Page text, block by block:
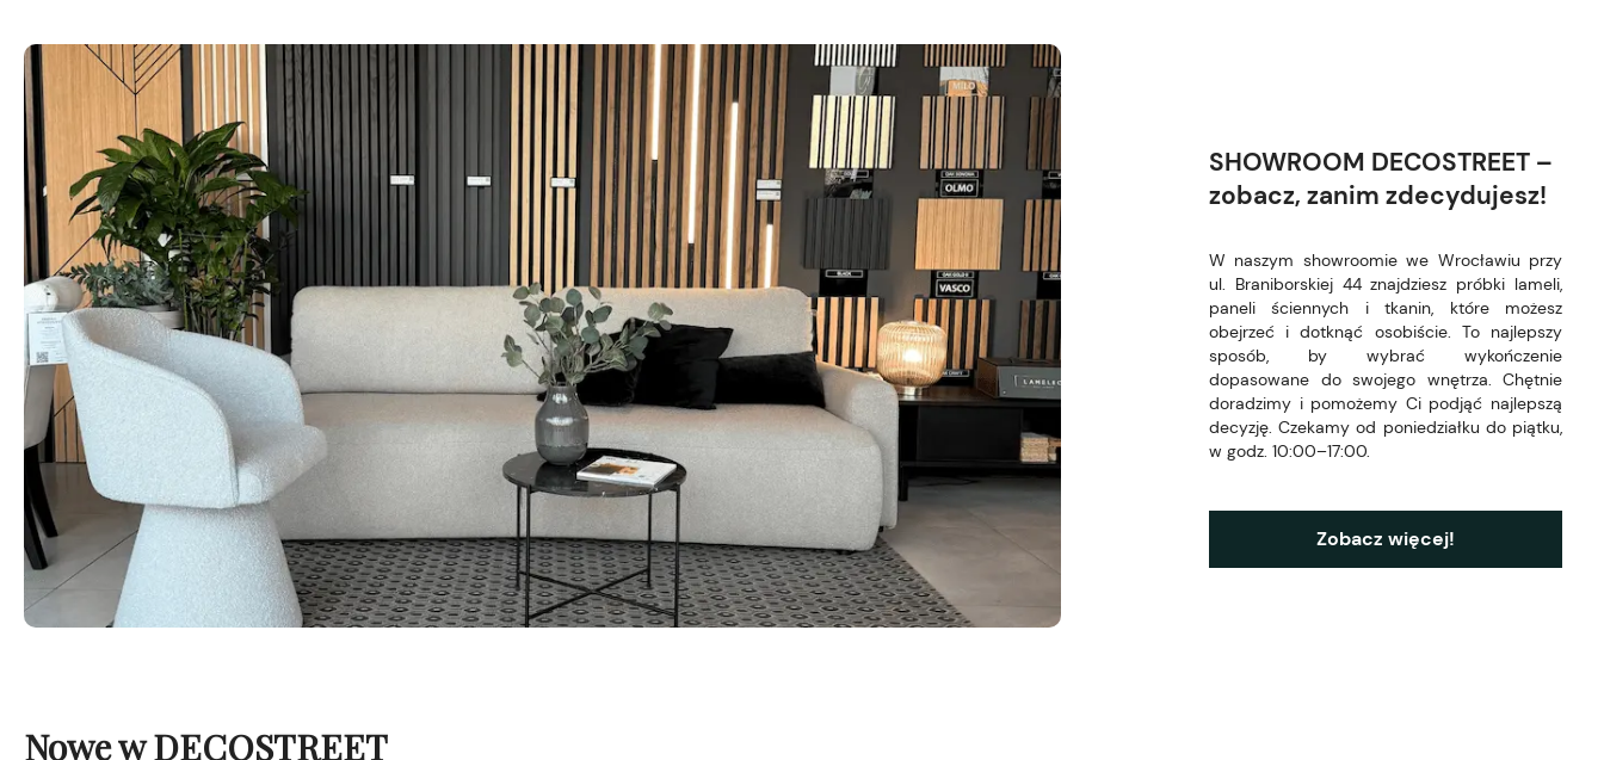
SHOWROOM DECOSTREET –
zobacz, zanim zdecydujesz!
W naszym showroomie we Wrocławiu przy
ul. Braniborskiej 44 znajdziesz próbki lameli,
paneli ściennych i tkanin, które możesz
obejrzeć i dotknąć osobiście. To najlepszy
sposób, by wybrać wykończenie
dopasowane do swojego wnętrza. Chętnie
doradzimy i pomożemy Ci podjąć najlepszą
decyzję. Czekamy od poniedziałku do piątku,
w godz. 10:00–17:00.
Zobacz więcej!
Nowe w DECOSTREET